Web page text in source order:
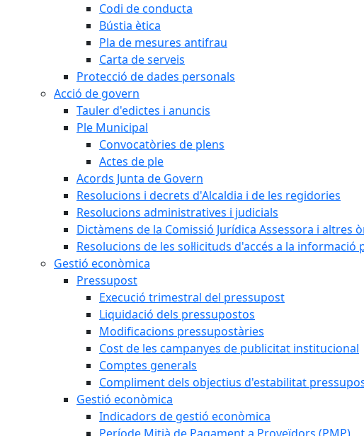
Codi de conducta
Bústia ètica
Pla de mesures antifrau
Carta de serveis
Protecció de dades personals
Acció de govern
Tauler d'edictes i anuncis
Ple Municipal
Convocatòries de plens
Actes de ple
Acords Junta de Govern
Resolucions i decrets d'Alcaldia i de les regidories
Resolucions administratives i judicials
Dictàmens de la Comissió Jurídica Assessora i altres
Resolucions de les sol·licituds d'accés a la informació
Gestió econòmica
Pressupost
Execució trimestral del pressupost
Liquidació dels pressupostos
Modificacions pressupostàries
Cost de les campanyes de publicitat institucional
Comptes generals
Compliment dels objectius d'estabilitat
Gestió econòmica
Indicadors de gestió econòmica